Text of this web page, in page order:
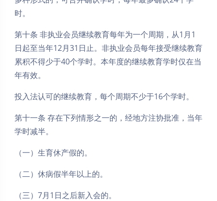
时。
第十条 非执业会员继续教育每年为一个周期，从1月1
日起至当年12月31日止。非执业会员每年接受继续教育
累积不得少于40个学时。本年度的继续教育学时仅在当
年有效。
投入法认可的继续教育，每个周期不少于16个学时。
第十一条 存在下列情形之一的，经地方注协批准，当年
学时减半。
（一）生育休产假的。
（二）休病假半年以上的。
（三）7月1日之后新入会的。